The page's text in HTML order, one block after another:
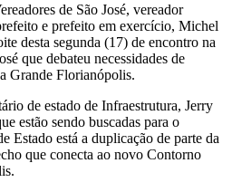
de São José, vereador
e prefeito em exercício, Michel
desta segunda (17) de encontro na
que debateu necessidades de
Grande Florianópolis.
de estado de Infraestrutura, Jerry
estão sendo buscadas para o
Estado está a duplicação de parte da
que conecta ao novo Contorno